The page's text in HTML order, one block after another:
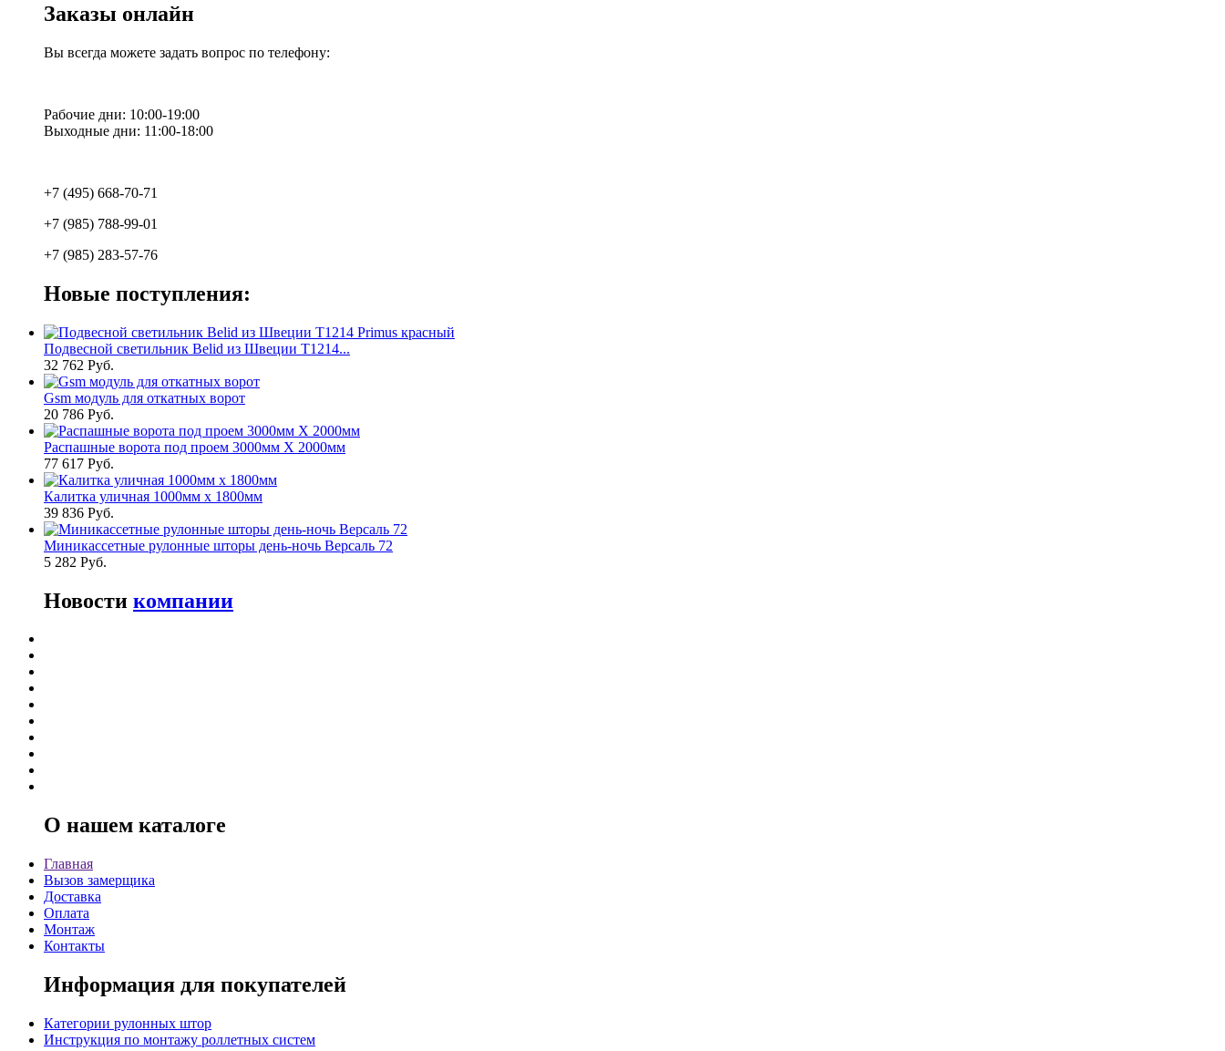
Заказы онлайн
Вы всегда можете задать вопрос по телефону:
Рабочие дни: 10:00-19:00
Выходные дни: 11:00-18:00
+7 (495) 668-70-71
+7 (985) 788-99-01
+7 (985) 283-57-76
Новые поступления:
Подвесной светильник Belid из Швеции T1214...
32 762 Руб.
Gsm модуль для откатных ворот
20 786 Руб.
Распашные ворота под проем 3000мм Х 2000мм
77 617 Руб.
Калитка уличная 1000мм х 1800мм
39 836 Руб.
Миникассетные рулонные шторы день-ночь Версаль 72
5 282 Руб.
Новости компании
О нашем каталоге
Главная
Вызов замерщика
Доставка
Оплата
Монтаж
Контакты
Информация для покупателей
Категории рулонных штор
Инструкция по монтажу роллетных систем